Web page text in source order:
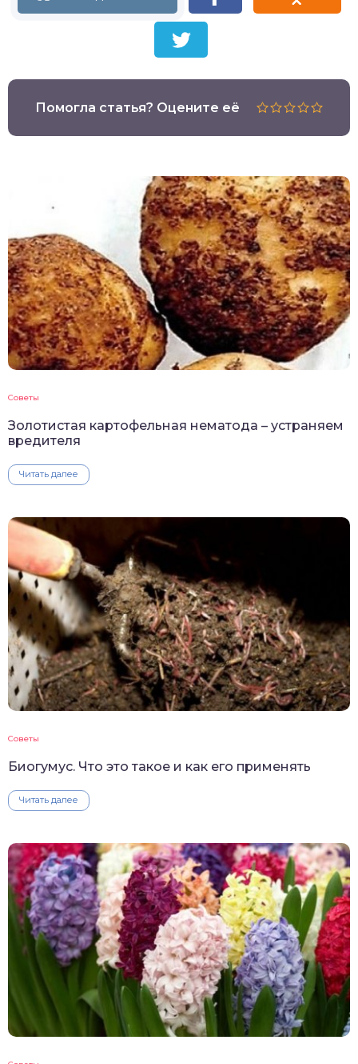
Помогла статья? Оцените её
Советы
Золотистая картофельная нематода – устраняем
вредителя
Читать далее
Советы
Биогумус. Что это такое и как его применять
Читать далее